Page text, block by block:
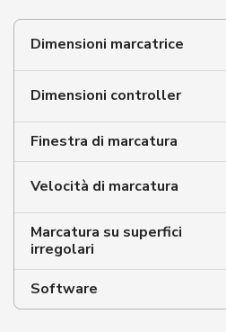
Dimensioni marcatrice
Dimensioni controller
Finestra di marcatura
Velocità di marcatura
Marcatura su superfici
irregolari
Software